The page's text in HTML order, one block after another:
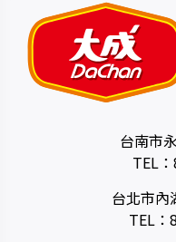
台南市
TEL：
台北市內
TEL：